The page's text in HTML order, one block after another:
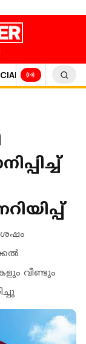
SPORTS
വീണ്ടും